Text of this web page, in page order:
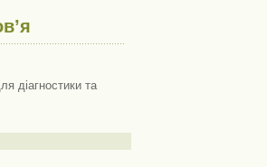
діагностики та